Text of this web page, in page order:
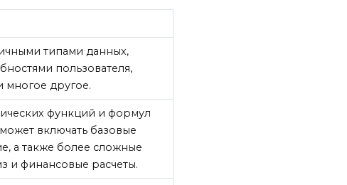
типами данных,
пользователя,
многое другое.
функций и формул
включать базовые
а также более сложные
и финансовые расчеты.